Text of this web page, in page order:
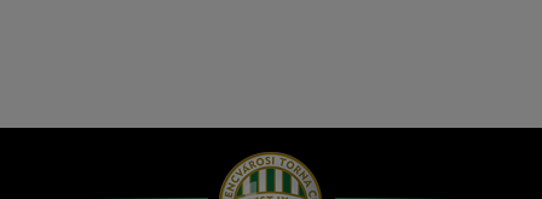
Hírek